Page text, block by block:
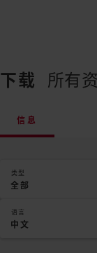
下载 所有
信息
类型
全部
语言
中文